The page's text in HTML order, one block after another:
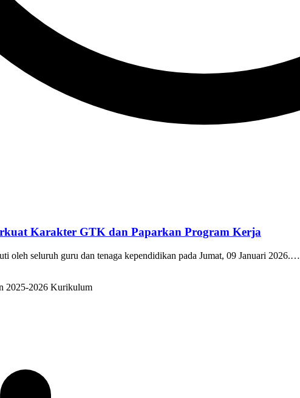
Karakter GTK dan Paparkan Program Kerja
oleh seluruh guru dan tenaga kependidikan pada Jumat, 09 Januari 2026.…
Kurikulum